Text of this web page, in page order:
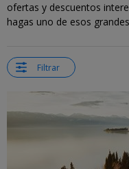
ofertas y descuentos
hagas uno de esos
Filtrar